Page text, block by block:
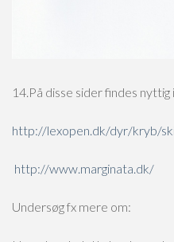
14.På disse sider findes
http://lexopen.dk/dyr/kryb/
http://www.marginata.dk/
Undersøg fx mere om: